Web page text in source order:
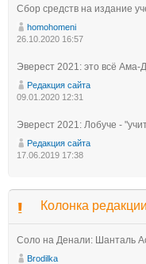
Сбор средств на издание
homohomeni
26.10.2020 16:57
Эверест 2021: это всё Ама-
Редакция сайта
09.01.2020 12:31
Эверест 2021: Лобуче -
Редакция сайта
17.06.2019 17:38
Колонка редакции
Соло на Денали: Шанталь
Brodilka